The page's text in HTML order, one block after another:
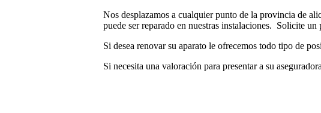
Nos desplazamos a cualquier punto de la provincia de
puede ser reparado en nuestras instalaciones. Solicite
Si desea renovar su aparato le ofrecemos todo tipo de
Si necesita una valoración para presentar a su